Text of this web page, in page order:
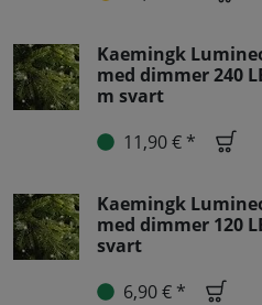
Kaemingk
med dimmer 240
m svart
11,90 € *
Kaemingk
med dimmer 120
svart
6,90 € *